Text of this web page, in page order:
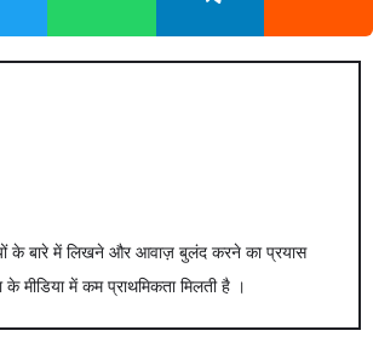
के बारे में लिखने और आवाज़ बुलंद करने का प्रयास
मीडिया में कम प्राथमिकता मिलती है ।